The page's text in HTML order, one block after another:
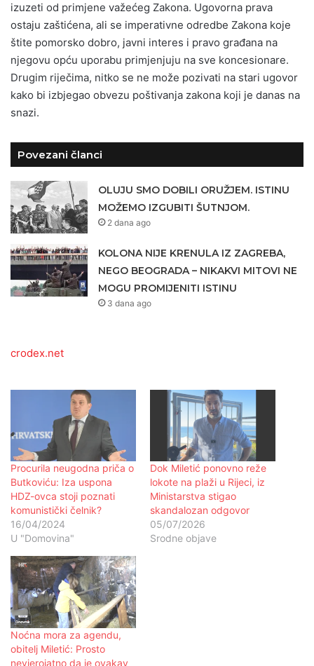
izuzeti od primjene važećeg Zakona. Ugovorna prava
ostaju zaštićena, ali se imperativne odredbe Zakona koje
štite pomorsko dobro, javni interes i pravo građana na
njegovu opću uporabu primjenjuju na sve koncesionare.
Drugim riječima, nitko se ne može pozivati na stari ugovor
kako bi izbjegao obvezu poštivanja zakona koji je danas na
snazi.
Povezani članci
OLUJU SMO DOBILI ORUŽJEM. ISTINU
MOŽEMO IZGUBITI ŠUTNJOM.
2 dana ago
KOLONA NIJE KRENULA IZ ZAGREBA,
NEGO BEOGRADA – NIKAKVI MITOVI NE
MOGU PROMIJENITI ISTINU
3 dana ago
crodex.net
Procurila neugodna priča o
Butkoviću: Iza uspona
HDZ-ovca stoji poznati
komunistički čelnik?
16/04/2024
U "Domovina"
Dok Miletić ponovno reže
lokote na plaži u Rijeci, iz
Ministarstva stigao
skandalozan odgovor
05/07/2026
Srodne objave
Noćna mora za agendu,
obitelj Miletić: Prosto
nevjerojatno da je ovakav